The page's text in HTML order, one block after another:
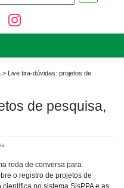
>
Live tira-dúvidas: projetos de
de pesquisa,
roda de conversa para
o registro de projetos de
no sistema SisPPA e as